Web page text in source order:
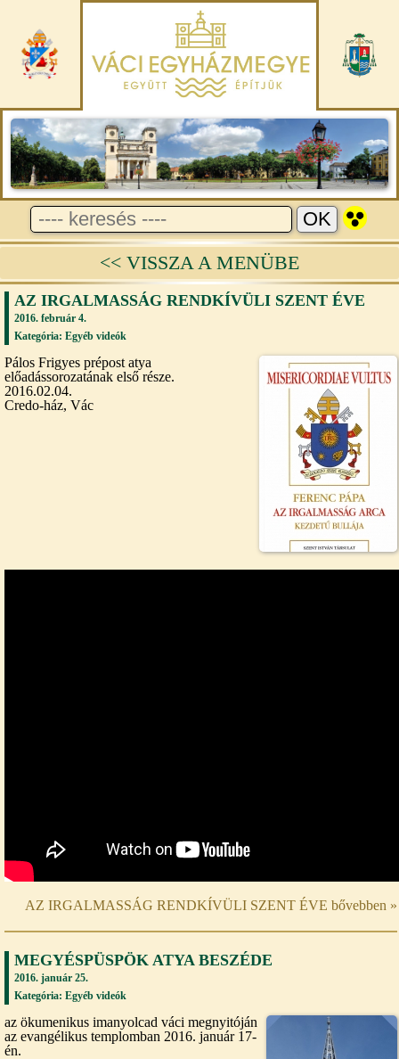
<< VISSZA A MENÜBE
AZ IRGALMASSÁG RENDKÍVÜLI SZENT ÉVE
2016. február 4.
Kategória: Egyéb videók
Pálos Frigyes prépost atya
előadássorozatának első része.
2016.02.04.
Credo-ház, Vác
AZ IRGALMASSÁG RENDKÍVÜLI SZENT ÉVE bővebben »
MEGYÉSPÜSPÖK ATYA BESZÉDE
2016. január 25.
Kategória: Egyéb videók
az ökumenikus imanyolcad váci megnyitóján
az evangélikus templomban 2016. január 17-
én.